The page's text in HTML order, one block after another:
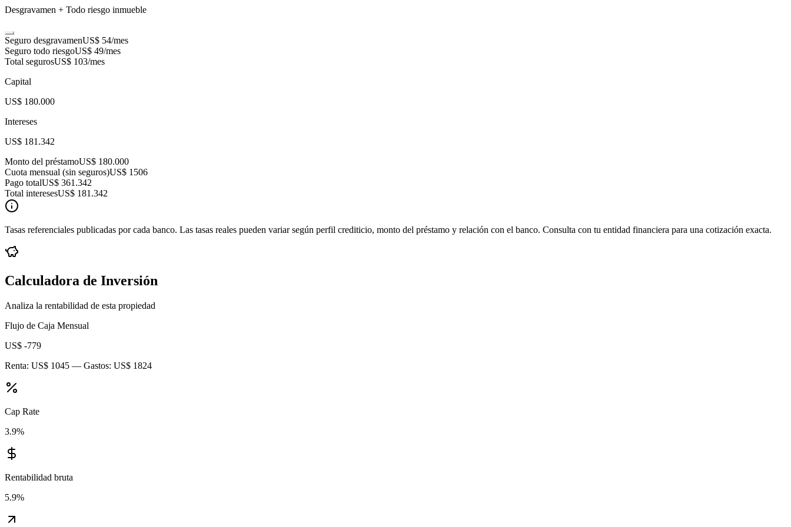
Desgravamen + Todo riesgo inmueble
Seguro desgravamenUS$ 54/mes
Seguro todo riesgoUS$ 49/mes
Total segurosUS$ 103/mes
Capital
US$ 180.000
Intereses
US$ 181.342
Monto del préstamoUS$ 180.000
Cuota mensual (sin seguros)US$ 1506
Pago totalUS$ 361.342
Total interesesUS$ 181.342
Tasas referenciales publicadas por cada banco. Las tasas reales pueden variar según perfil crediticio, monto del préstamo y relación con el banco. Consulta con tu entidad financiera para una cotización exacta.
Calculadora de Inversión
Analiza la rentabilidad de esta propiedad
Flujo de Caja Mensual
US$ -779
Renta: US$ 1045 — Gastos: US$ 1824
Cap Rate
3.9%
Rentabilidad bruta
5.9%